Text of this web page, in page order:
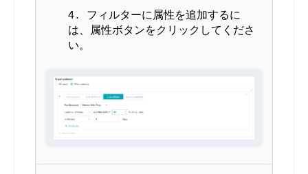
フィルターに属性を追加するに
は、属性ボタンをクリックしてくださ
い。